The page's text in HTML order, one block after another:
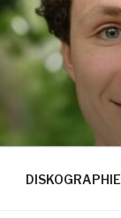
DISKOGRAPHIE